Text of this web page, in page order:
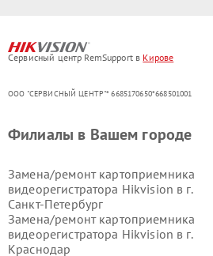
Сервисный центр RemSupport в Кирове
ООО "СЕРВИСНЫЙ ЦЕНТР"* 6685170650*668501001
Филиалы в Вашем городе
Замена/ремонт картоприемника
видеорегистратора Hikvision в г.
Санкт-Петербург
Замена/ремонт картоприемника
видеорегистратора Hikvision в г.
Краснодар